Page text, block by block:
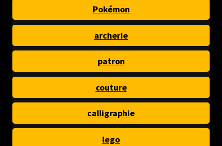
Pokémon
archerie
patron
couture
calligraphie
lego